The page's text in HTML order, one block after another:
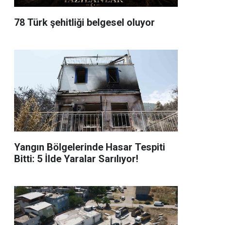
78 Türk şehitliği belgesel oluyor
Yangın Bölgelerinde Hasar Tespiti
Bitti: 5 İlde Yaralar Sarılıyor!